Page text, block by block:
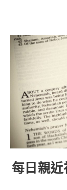
每日親